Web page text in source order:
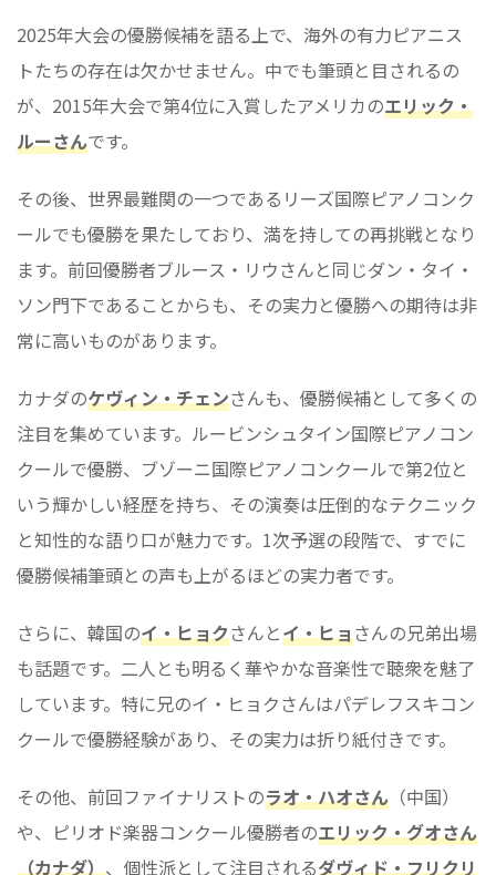
2025年大会の優勝候補を語る上で、海外の有力ピアニス
トたちの存在は欠かせません。中でも筆頭と目されるの
が、2015年大会で第4位に入賞したアメリカのエリック・
ルーさんです。
その後、世界最難関の一つであるリーズ国際ピアノコンク
ールでも優勝を果たしており、満を持しての再挑戦となり
ます。前回優勝者ブルース・リウさんと同じダン・タイ・
ソン門下であることからも、その実力と優勝への期待は非
常に高いものがあります。
カナダのケヴィン・チェンさんも、優勝候補として多くの
注目を集めています。ルービンシュタイン国際ピアノコン
クールで優勝、ブゾーニ国際ピアノコンクールで第2位と
いう輝かしい経歴を持ち、その演奏は圧倒的なテクニック
と知性的な語り口が魅力です。1次予選の段階で、すでに
優勝候補筆頭との声も上がるほどの実力者です。
さらに、韓国のイ・ヒョクさんとイ・ヒョさんの兄弟出場
も話題です。二人とも明るく華やかな音楽性で聴衆を魅了
しています。特に兄のイ・ヒョクさんはパデレフスキコン
クールで優勝経験があり、その実力は折り紙付きです。
その他、前回ファイナリストのラオ・ハオさん （中国）
や、ピリオド楽器コンクール優勝者のエリック・グオさん
（カナダ）、個性派として注目されるダヴィド・フリクリ